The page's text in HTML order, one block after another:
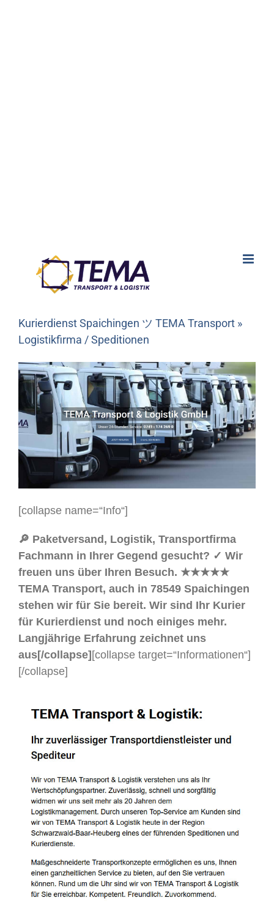
Kurierdienst Spaichingen ツ TEMA Transport »
Logistikfirma / Speditionen
[collapse name=“Info“]
🔎 Paketversand, Logistik, Transportfirma
Fachmann in Ihrer Gegend gesucht? ✓ Wir
freuen uns über Ihren Besuch. ★★★★★
TEMA Transport, auch in 78549 Spaichingen
stehen wir für Sie bereit. Wir sind Ihr Kurier
für Kurierdienst und noch einiges mehr.
Langjährige Erfahrung zeichnet uns
aus[/collapse][collapse target=“Informationen“]
[/collapse]